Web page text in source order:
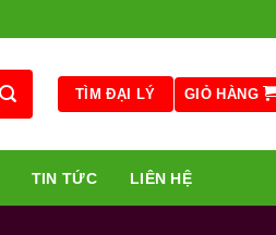
TÌM ĐẠI LÝ GIỎ HÀNG
TIN TỨC LIÊN HỆ